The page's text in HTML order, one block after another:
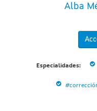
Alba
Especialidades: